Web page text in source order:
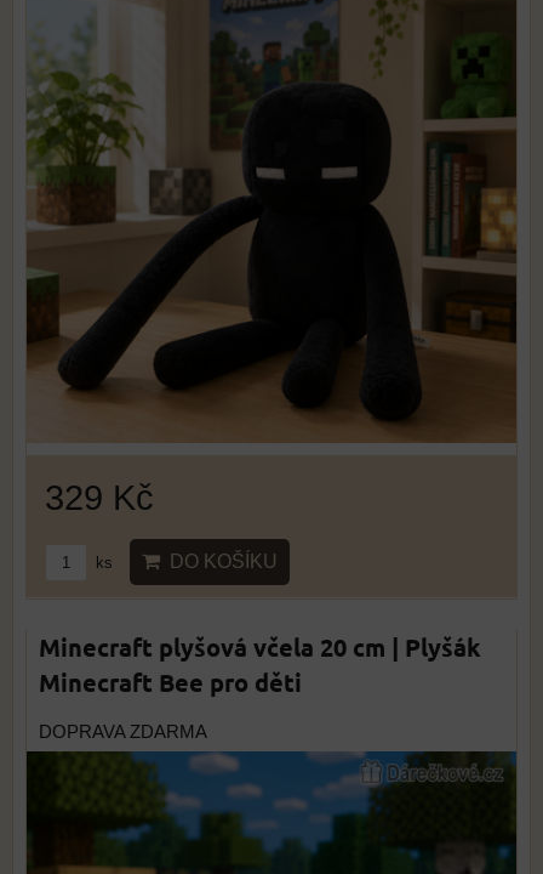
329 Kč
ks DO KOŠÍKU
Minecraft plyšová včela 20 cm | Plyšák
Minecraft Bee pro děti
DOPRAVA ZDARMA